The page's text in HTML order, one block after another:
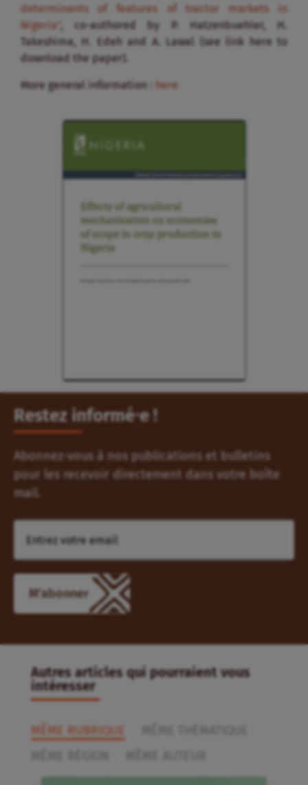
determinants of features of tractor markets in
Nigeria”
, co-authored by P. Hatzenbuehler, H.
Takeshima, H. Edeh and A. Lawal (see link here to
download the paper).
More general information : here
Restez informé⸱e !
Abonnez-vous à nos publications et bulletins
pour les recevoir directement dans votre boîte
mail.
M'abonner
Autres articles qui pourraient vous
intéresser
MÊME RUBRIQUE